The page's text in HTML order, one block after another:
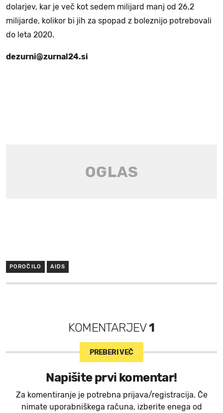
dolarjev, kar je več kot sedem milijard manj od 26,2
milijarde, kolikor bi jih za spopad z boleznijo potrebovali
do leta 2020.
dezurni@zurnal24.si
POROČILO AIDS
KOMENTARJEV1
PREBERI VEČ
Napišite prvi komentar!
Za komentiranje je potrebna prijava/registracija. Če
nimate uporabniškega računa, izberite enega od